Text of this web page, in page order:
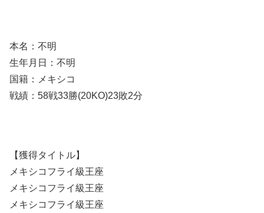
本名：不明
生年月日：不明
国籍：メキシコ
戦績：58戦33勝(20KO)23敗2分
【獲得タイトル】
メキシコフライ級王座
メキシコフライ級王座
メキシコフライ級王座